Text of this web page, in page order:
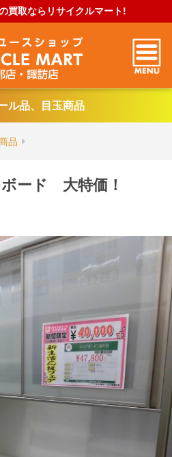
買取ならリサイクルマート!
ル品、目玉商品
品
ード 大特価！